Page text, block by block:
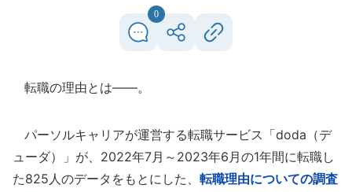
0
転職の理由とは――。
パーソルキャリアが運営する転職サービス「doda（デ
ューダ）」が、2022年7月～2023年6月の1年間に転職し
た825人のデータをもとにした、 転職理由についての調査